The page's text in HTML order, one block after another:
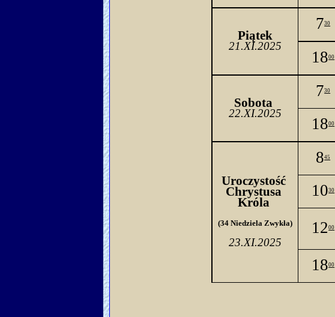
Piątek
21.XI.2025
730
1800
Sobota
22.XI.2025
730
1800
Uroczystość
Chrystusa
Króla
(34 Niedziela Zwykła)
23.XI.2025
845
1030
1200
1800